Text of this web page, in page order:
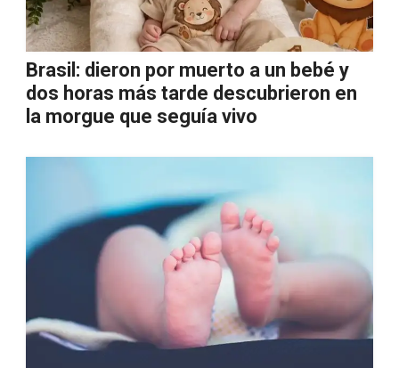
Brasil: dieron por muerto a un bebé y
dos horas más tarde descubrieron en
la morgue que seguía vivo